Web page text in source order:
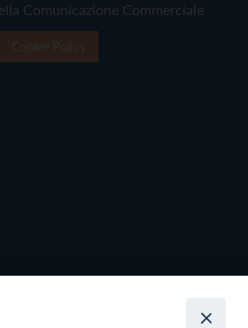
Comunicazione Commerciale